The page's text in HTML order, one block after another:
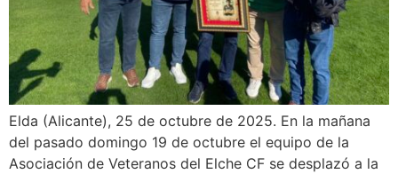
Elda (Alicante), 25 de octubre de 2025. En la mañana
del pasado domingo 19 de octubre el equipo de la
Asociación de Veteranos del Elche CF se desplazó a la